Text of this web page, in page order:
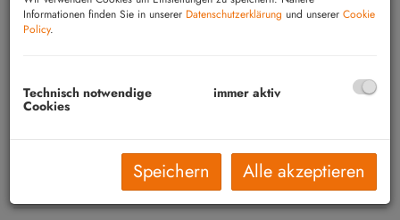
Beschreibung
Informationen finden Sie in unserer Datenschutzerklärung und unserer Cookie
Policy.
Technisch notwendige
Cookies
immer aktiv
Speichern Alle akzeptieren